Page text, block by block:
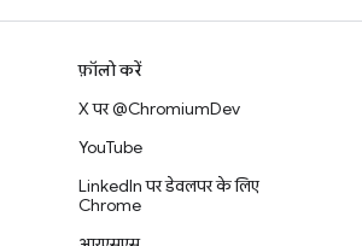
फ़ॉलो करें
X पर @ChromiumDev
YouTube
LinkedIn पर डेवलपर के लिए
Chrome